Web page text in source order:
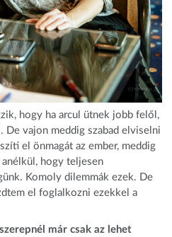
hogy ha arcul ütnek jobb felől,
De vajon meddig szabad elviselni
el önmagát az ember, meddig
anélkül, hogy teljesen
Komoly dilemmák ezek. De
el foglalkozni ezekkel a
már csak az lehet